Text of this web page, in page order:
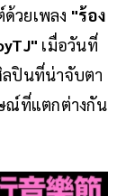
ด้วยเพลง "ร้อง
เมื่อวันที่
ลปินที่น่าจับตา
ณ์ที่แตกต่างกัน